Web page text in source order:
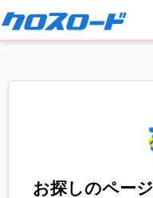
お探しのペー